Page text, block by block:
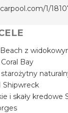
1/
z
Bay
Shipwreck
i skały kredowe